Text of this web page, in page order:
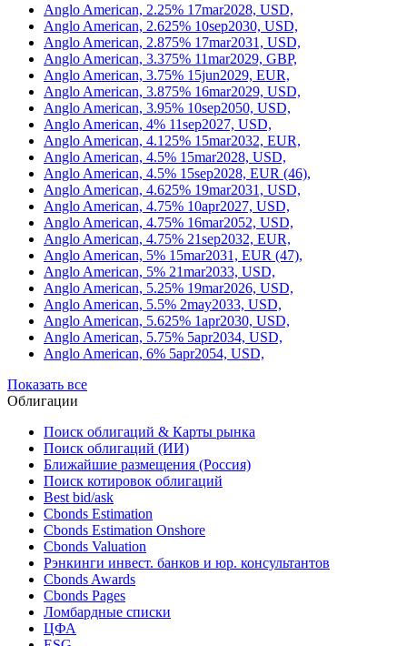
Anglo American, 2.25% 17mar2028, USD,
Anglo American, 2.625% 10sep2030, USD,
Anglo American, 2.875% 17mar2031, USD,
Anglo American, 3.375% 11mar2029, GBP,
Anglo American, 3.75% 15jun2029, EUR,
Anglo American, 3.875% 16mar2029, USD,
Anglo American, 3.95% 10sep2050, USD,
Anglo American, 4% 11sep2027, USD,
Anglo American, 4.125% 15mar2032, EUR,
Anglo American, 4.5% 15mar2028, USD,
Anglo American, 4.5% 15sep2028, EUR (46),
Anglo American, 4.625% 19mar2031, USD,
Anglo American, 4.75% 10apr2027, USD,
Anglo American, 4.75% 16mar2052, USD,
Anglo American, 4.75% 21sep2032, EUR,
Anglo American, 5% 15mar2031, EUR (47),
Anglo American, 5% 21mar2033, USD,
Anglo American, 5.25% 19mar2026, USD,
Anglo American, 5.5% 2may2033, USD,
Anglo American, 5.625% 1apr2030, USD,
Anglo American, 5.75% 5apr2034, USD,
Anglo American, 6% 5apr2054, USD,
Показать все
Облигации
Поиск облигаций & Карты рынка
Поиск облигаций (ИИ)
Ближайшие размещения (Россия)
Поиск котировок облигаций
Best bid/ask
Cbonds Estimation
Cbonds Estimation Onshore
Cbonds Valuation
Рэнкинги инвест. банков и юр. консультантов
Cbonds Awards
Cbonds Pages
Ломбардные списки
ЦФА